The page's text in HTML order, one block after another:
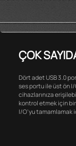
ÇOK
Dört adet USB 3.0
ses portu ile üst ön I/
cihazlarınıza
kontrol etmek için bir
I/O'yu tamamlamak